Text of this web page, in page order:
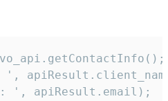
',
', apiResult.email);